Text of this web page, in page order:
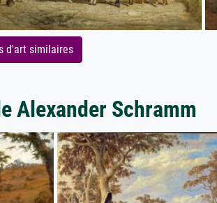
d'art similaires
Alexander Schramm